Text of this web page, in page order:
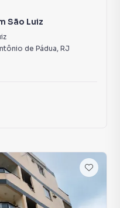
São Luiz
de Pádua, RJ